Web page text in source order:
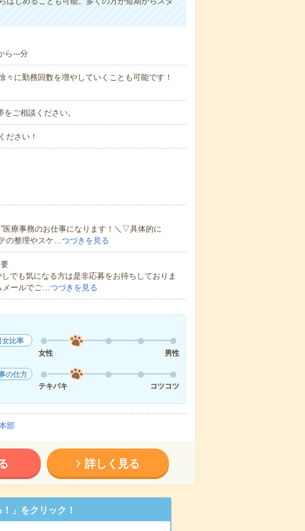
ら---分
に勤務回数を増やしていくことも可能です！
ご相談ください。
さい！
医療事務のお仕事になります！＼▽具体的に
の整理やスケ…つづきを見る
でも気になる方は是非応募をお待ちしておりま
メールでご…つづきを見る
女比率
女性
男性
の仕方
テキパキ
コツコツ
部
詳しく見る
」をクリック！